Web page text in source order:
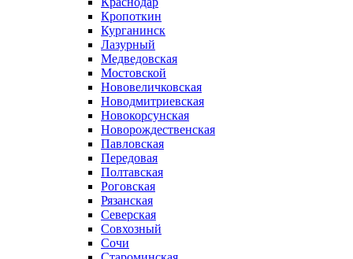
Кропоткин
Курганинск
Лазурный
Медведовская
Мостовской
Нововеличковская
Новодмитриевская
Новокорсунская
Новорождественская
Павловская
Передовая
Полтавская
Роговская
Рязанская
Северская
Совхозный
Сочи